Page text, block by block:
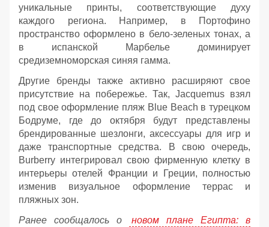
уникальные принты, соответствующие духу
каждого региона. Например, в Портофино
пространство оформлено в бело-зеленых тонах, а
в испанской Марбелье доминирует
средиземноморская синяя гамма.
Другие бренды также активно расширяют свое
присутствие на побережье. Так, Jacquemus взял
под свое оформление пляж Blue Beach в турецком
Бодруме, где до октября будут представлены
брендированные шезлонги, аксессуары для игр и
даже транспортные средства. В свою очередь,
Burberry интегрировал свою фирменную клетку в
интерьеры отелей Франции и Греции, полностью
изменив визуальное оформление террас и
пляжных зон.
Ранее сообщалось о
новом плане Египта: в